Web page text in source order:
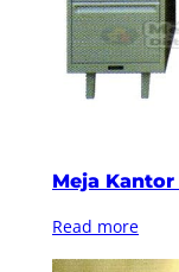
Meja Kantor
Read more